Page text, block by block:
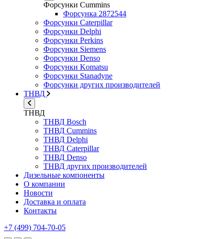
Форсунки Cummins
Форсунка 2872544
Форсунки Caterpillar
Форсунки Delphi
Форсунки Perkins
Форсунки Siemens
Форсунки Denso
Форсунки Komatsu
Форсунки Stanadyne
Форсунки других производителей
ТНВД
ТНВД
ТНВД Bosch
ТНВД Cummins
ТНВД Delphi
ТНВД Caterpillar
ТНВД Denso
ТНВД других производителей
Дизельные компоненты
О компании
Новости
Доставка и оплата
Контакты
+7 (499) 704-70-05